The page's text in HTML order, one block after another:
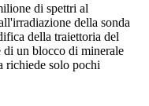
di spettri al
della sonda
della traiettoria del
un blocco di minerale
richiede solo pochi